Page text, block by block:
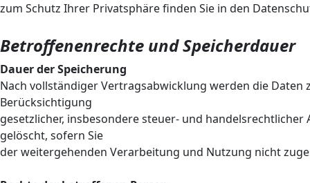
zum Schutz Ihrer Privatsphäre finden Sie in den
Betroffenenrechte und Speicherdauer
Dauer der Speicherung
Nach vollständiger Vertragsabwicklung werden die
Berücksichtigung
gesetzlicher, insbesondere steuer- und
gelöscht, sofern Sie
der weitergehenden Verarbeitung und Nutzung nicht